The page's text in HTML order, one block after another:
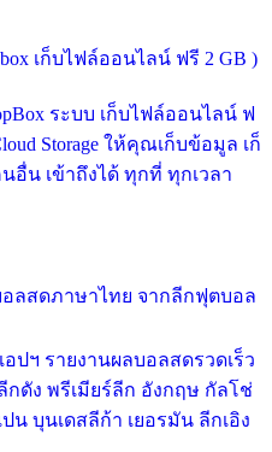
เก็บไฟล์ออนไลน์ ฟรี 2 GB )
ระบบ เก็บไฟล์ออนไลน์ ฟ
Storage ให้คุณเก็บข้อมูล เก็
อื่น เข้าถึงได้ ทุกที่ ทุกเวลา
อลสดภาษาไทย จากลีกฟุตบอล
ปฯ รายงานผลบอลสดรวดเร็ว
ดัง พรีเมียร์ลีก อังกฤษ กัลโช่
น บุนเดสลีก้า เยอรมัน ลีกเอิง